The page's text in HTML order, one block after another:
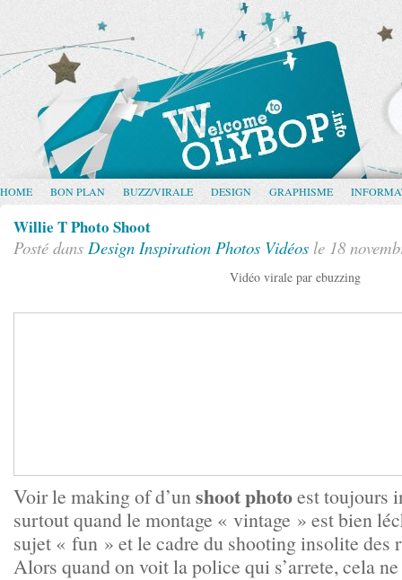
HOME BON PLAN BUZZ/VIRALE DESIGN GRAPHISME
Willie T Photo Shoot
Posté dans Design Inspiration Photos Vidéos le 18
Vidéo virale par ebuzzing
Voir le making of d’unshoot photoest toujours
surtout quand le montage « vintage » est bien
sujet « fun » et le cadre du shooting insolite des
Alors quand on voit la police qui s’arrete, cela